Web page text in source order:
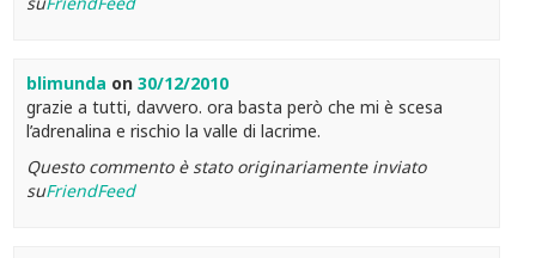
blimunda on 30/12/2010
grazie a tutti, davvero. ora basta però che mi è scesa
l’adrenalina e rischio la valle di lacrime.
Questo commento è stato originariamente inviato
suFriendFeed